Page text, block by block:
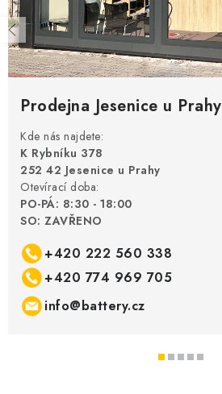
Prodejna Jesenice u Prahy
Kde nás najdete:
K Rybníku 378
252 42 Jesenice u Prahy
Otevírací doba:
PO-PÁ: 8:30 - 18:00
SO: ZAVŘENO
+420 222 560 338
+420 774 969 705
info@battery.cz